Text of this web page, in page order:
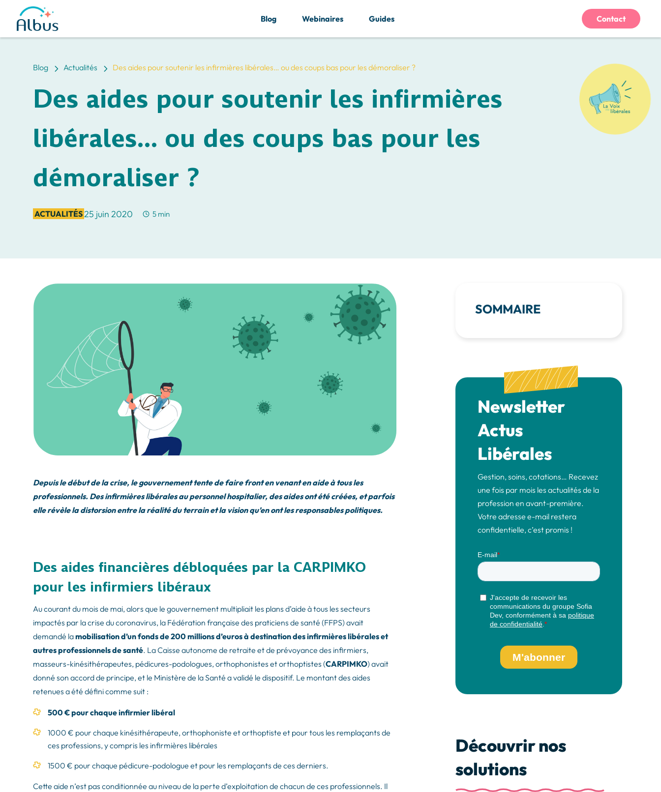
Blog 5 Actualités 5 Des aides pour soutenir les infirmières libérales… ou des coups bas pour les démoraliser ?
Des aides pour soutenir les infirmières
libérales… ou des coups bas pour les
démoraliser ?
ACTUALITÉS25 juin 2020 5 min
Depuis le début de la crise, le gouvernement tente de faire front en venant en aide à tous les
professionnels. Des infirmières libérales au personnel hospitalier, des aides ont été créées, et parfois
elle révèle la distorsion entre la réalité du terrain et la vision qu’en ont les responsables politiques.
Des aides financières débloquées par la CARPIMKO
pour les infirmiers libéraux
Au courant du mois de mai, alors que le gouvernement multipliait les plans d’aide à tous les secteurs
impactés par la crise du coronavirus, la Fédération française des praticiens de santé (FFPS) avait
demandé lamobilisation d’un fonds de 200 millions d’euros à destination des infirmières libérales et
autres professionnels de santé. La Caisse autonome de retraite et de prévoyance des infirmiers,
masseurs-kinésithérapeutes, pédicures-podologues, orthophonistes et orthoptistes (CARPIMKO) avait
donné son accord de principe, et le Ministère de la Santé a validé le dispositif. Le montant des aides
retenues a été défini comme suit :
500 € pour chaque infirmier libéral
1000 € pour chaque kinésithérapeute, orthophoniste et orthoptiste et pour tous les remplaçants de
ces professions, y compris les infirmières libérales
1500 € pour chaque pédicure-podologue et pour les remplaçants de ces derniers.
Cette aide n’est pas conditionnée au niveau de la perte d’exploitation de chacun de ces professionnels. Il
SOMMAIRE
Newsletter
Actus
Libérales
Gestion, soins, cotations… Recevez
une fois par mois les actualités de la
profession en avant-première.
Votre adresse e-mail restera
confidentielle, c’est promis !
Découvrir nos
solutions
Blog Webinaires Guides Contact